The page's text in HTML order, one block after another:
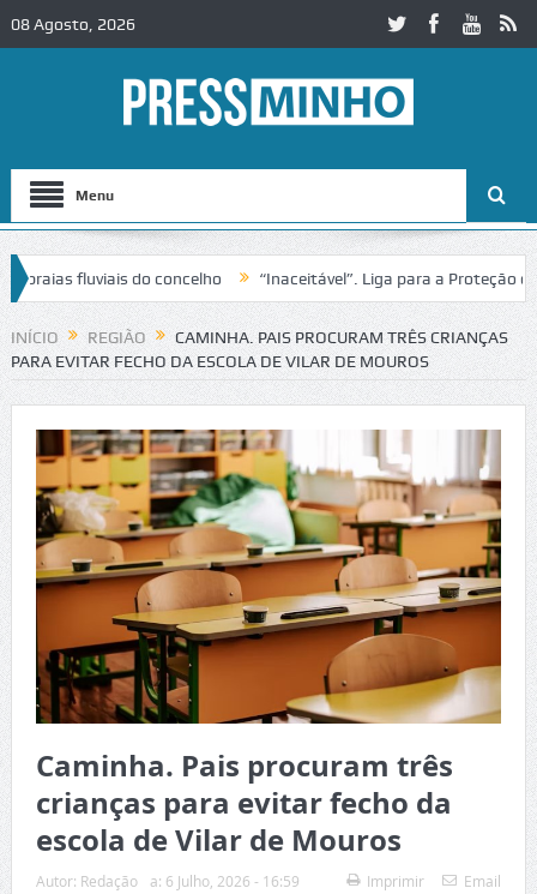
08 Agosto, 2026
Menu
fluviais do concelho “Inaceitável”. Liga para a Proteção da
INÍCIO REGIÃO
CAMINHA. PAIS PROCURAM TRÊS CRIANÇAS
PARA EVITAR FECHO DA ESCOLA DE VILAR DE MOUROS
Caminha. Pais procuram três
crianças para evitar fecho da
escola de Vilar de Mouros
Autor: Redação a: 6 Julho, 2026 - 16:59 Imprimir Email